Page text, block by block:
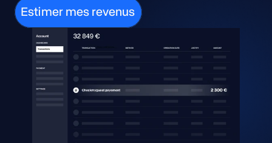
Estimer mes revenus